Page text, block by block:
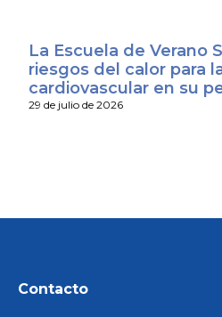
La Escuela de Verano
riesgos del calor para
cardiovascular en su
29 de julio de 2026
Contacto